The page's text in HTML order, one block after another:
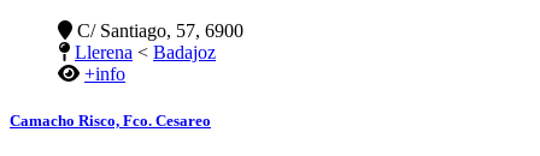
C/ Santiago, 57, 6900
Llerena < Badajoz
+info
Camacho Risco, Fco. Cesareo